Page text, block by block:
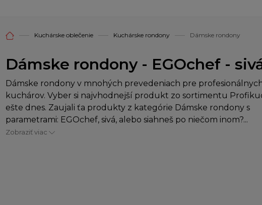
Kuchárske oblečenie Kuchárske rondony Dámske rondony
Dámske rondony - EGOchef -
Dámske rondony v mnohých prevedeniach pre
kuchárov. Vyber si najvhodnejší produkt zo sortimentu
ešte dnes. Zaujali ťa produkty z kategórie Dámske rondony s
parametrami: EGOchef, sivá, alebo siahneš po niečom inom?...
Zobraziť viac